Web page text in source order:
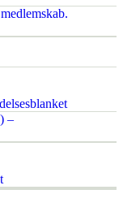
–